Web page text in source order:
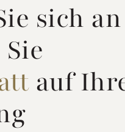
sich
auf